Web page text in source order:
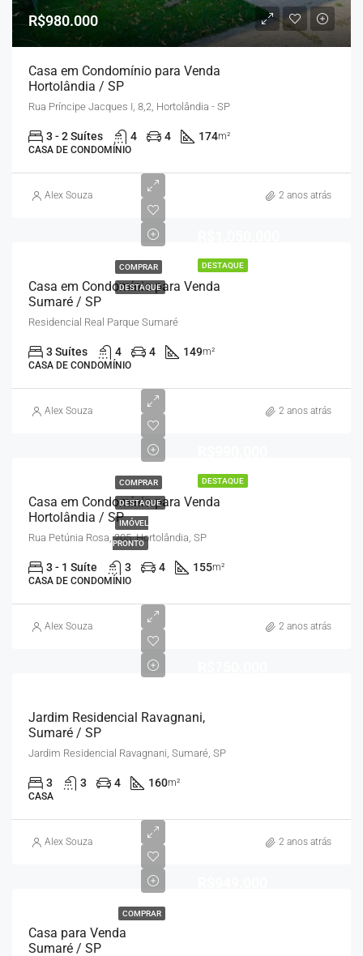
R$980.000
Casa em Condomínio para Venda
Hortolândia / SP
Rua Príncipe Jacques I, 8,2, Hortolândia - SP
3 - 2 Suítes 4 4 174m²
CASA DE CONDOMÍNIO
Alex Souza 2 anos atrás
DESTAQUE
COMPRAR
DESTAQUE
Casa em Condomínio para Venda
Sumaré / SP
Residencial Real Parque Sumaré
3 Suítes 4 4 149m²
CASA DE CONDOMÍNIO
Alex Souza 2 anos atrás
DESTAQUE
COMPRAR
DESTAQUE
IMÓVEL
PRONTO
Casa em Condomínio para Venda
Hortolândia / SP
Rua Petúnia Rosa, 205, Hortolândia, SP
3 - 1 Suíte 3 4 155m²
CASA DE CONDOMÍNIO
Alex Souza 2 anos atrás
Jardim Residencial Ravagnani,
Sumaré / SP
Jardim Residencial Ravagnani, Sumaré, SP
3 3 4 160m²
CASA
Alex Souza 2 anos atrás
COMPRAR
Casa para Venda
Sumaré / SP